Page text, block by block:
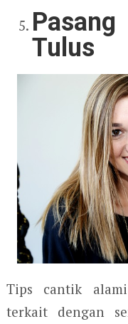
Tulus
Tips cantik
terkait dengan